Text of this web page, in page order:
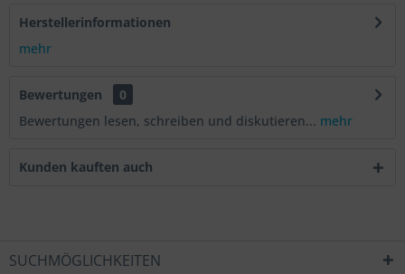
Herstellerinformationen
mehr
Bewertungen
0
Bewertungen lesen, schreiben und diskutieren... mehr
Kunden kauften auch
SUCHMÖGLICHKEITEN